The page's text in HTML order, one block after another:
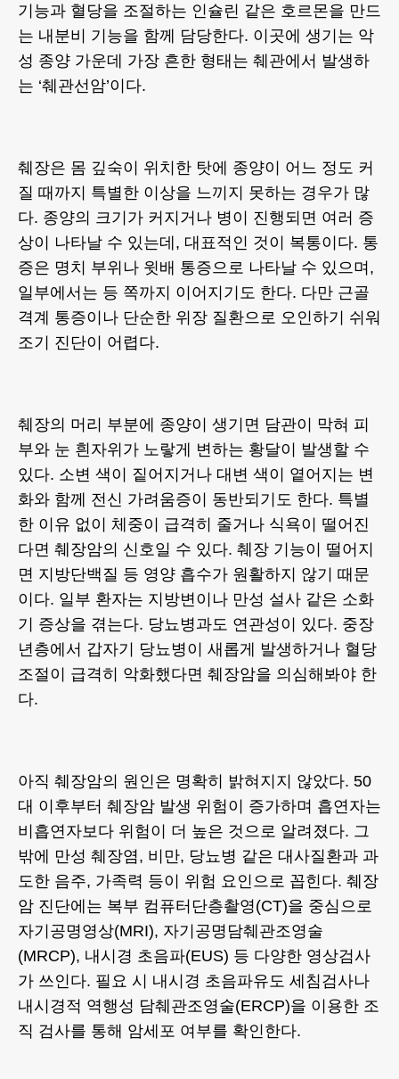
기능과 혈당을 조절하는 인슐린 같은 호르몬을 만드
는 내분비 기능을 함께 담당한다. 이곳에 생기는 악
성 종양 가운데 가장 흔한 형태는 췌관에서 발생하
는 ‘췌관선암’이다.
췌장은 몸 깊숙이 위치한 탓에 종양이 어느 정도 커
질 때까지 특별한 이상을 느끼지 못하는 경우가 많
다. 종양의 크기가 커지거나 병이 진행되면 여러 증
상이 나타날 수 있는데, 대표적인 것이 복통이다. 통
증은 명치 부위나 윗배 통증으로 나타날 수 있으며,
일부에서는 등 쪽까지 이어지기도 한다. 다만 근골
격계 통증이나 단순한 위장 질환으로 오인하기 쉬워
조기 진단이 어렵다.
췌장의 머리 부분에 종양이 생기면 담관이 막혀 피
부와 눈 흰자위가 노랗게 변하는 황달이 발생할 수
있다. 소변 색이 짙어지거나 대변 색이 옅어지는 변
화와 함께 전신 가려움증이 동반되기도 한다. 특별
한 이유 없이 체중이 급격히 줄거나 식욕이 떨어진
다면 췌장암의 신호일 수 있다. 췌장 기능이 떨어지
면 지방단백질 등 영양 흡수가 원활하지 않기 때문
이다. 일부 환자는 지방변이나 만성 설사 같은 소화
기 증상을 겪는다. 당뇨병과도 연관성이 있다. 중장
년층에서 갑자기 당뇨병이 새롭게 발생하거나 혈당
조절이 급격히 악화했다면 췌장암을 의심해봐야 한
다.
아직 췌장암의 원인은 명확히 밝혀지지 않았다. 50
대 이후부터 췌장암 발생 위험이 증가하며 흡연자는
비흡연자보다 위험이 더 높은 것으로 알려졌다. 그
밖에 만성 췌장염, 비만, 당뇨병 같은 대사질환과 과
도한 음주, 가족력 등이 위험 요인으로 꼽힌다. 췌장
암 진단에는 복부 컴퓨터단층촬영(CT)을 중심으로
자기공명영상(MRI), 자기공명담췌관조영술
(MRCP), 내시경 초음파(EUS) 등 다양한 영상검사
가 쓰인다. 필요 시 내시경 초음파유도 세침검사나
내시경적 역행성 담췌관조영술(ERCP)을 이용한 조
직 검사를 통해 암세포 여부를 확인한다.